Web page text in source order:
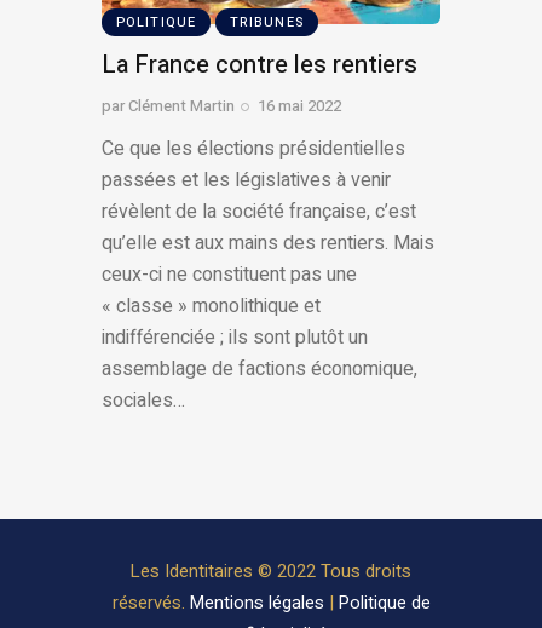
POLITIQUE TRIBUNES
La France contre les rentiers
parClément Martin 16 mai 2022
Ce que les élections présidentielles
passées et les législatives à venir
révèlent de la société française, c’est
qu’elle est aux mains des rentiers. Mais
ceux-ci ne constituent pas une
« classe » monolithique et
indifférenciée ; ils sont plutôt un
assemblage de factions économique,
sociales…
Les Identitaires © 2022 Tous droits
réservés. Mentions légales | Politique de